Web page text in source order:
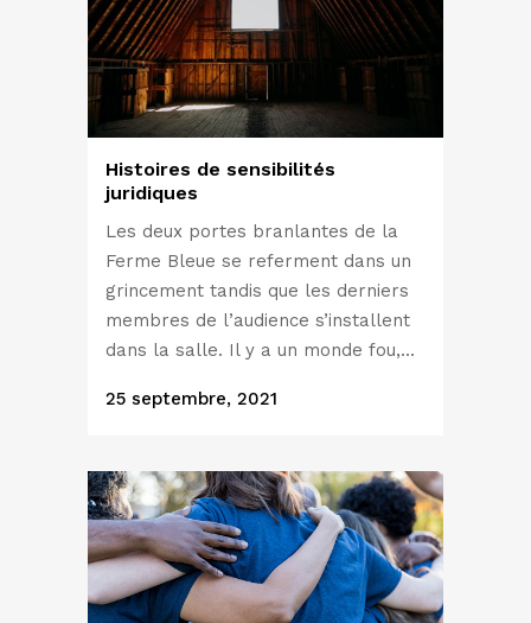
Histoires de sensibilités
juridiques
Les deux portes branlantes de la
Ferme Bleue se referment dans un
grincement tandis que les derniers
membres de l’audience s’installent
dans la salle. Il y a un monde fou,...
25 septembre, 2021